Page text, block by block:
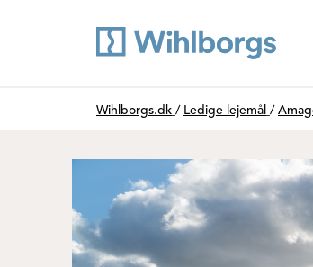
Du är här:
Wihlborgs.dk / Ledige lejemål /